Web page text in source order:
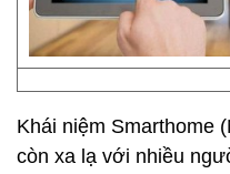
Khái niệm Smarthome
còn xa lạ với nhiều